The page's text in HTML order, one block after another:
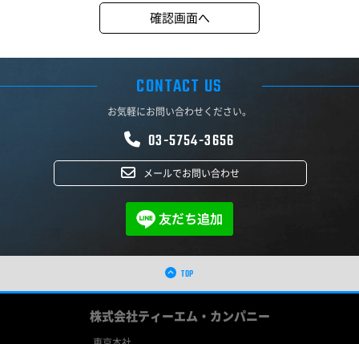
CONTACT US
お気軽にお問い合わせください。
03-5754-3656
メールでお問い合わせ
TOP
株式会社ティーエム・カンパニー